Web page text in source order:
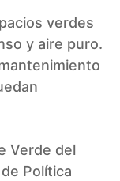
verdes
y aire puro.
Verde del
Política